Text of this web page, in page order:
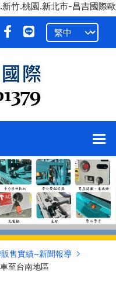
竹.桃園.新北市-昌吉國際
售實績~新聞報導
至台南地區